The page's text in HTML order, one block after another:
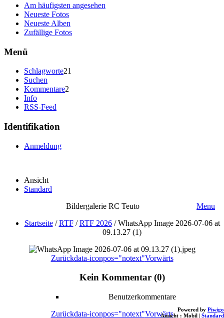
Am häufigsten angesehen
Neueste Fotos
Neueste Alben
Zufällige Fotos
Menü
Schlagworte21
Suchen
Kommentare2
Info
RSS-Feed
Identifikation
Anmeldung
Ansicht
Standard
Bildergalerie RC Teuto
Menu
Startseite/RTF/RTF 2026/WhatsApp Image 2026-07-06 at
09.13.27 (1)
Zurückdata-iconpos="notext"Vorwärts
Kein Kommentar (0)
Benutzerkommentare
Zurückdata-iconpos="notext"Vorwärts
Powered by Piwigo
Ansicht : Mobil | Standard